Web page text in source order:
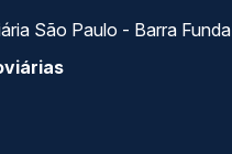
São Paulo - Barra Funda